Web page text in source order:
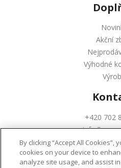
Akční
Výhodné
+420 702
By clicking “Accept All
cookies on your device to
analyze site usage, and assist